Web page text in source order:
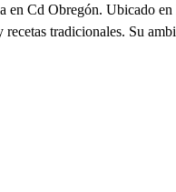
Cd Obregón. Ubicado
tradicionales. Su